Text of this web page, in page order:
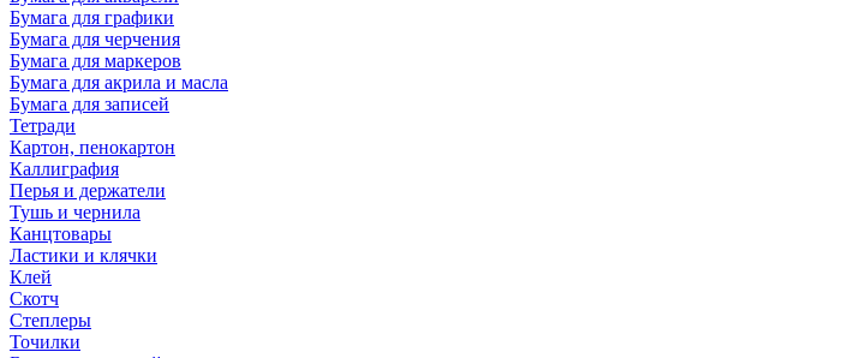
Бумага для графики
Бумага для черчения
Бумага для маркеров
Бумага для акрила и масла
Бумага для записей
Тетради
Картон, пенокартон
Каллиграфия
Перья и держатели
Тушь и чернила
Канцтовары
Ластики и клячки
Клей
Скотч
Степлеры
Точилки